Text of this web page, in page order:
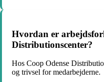
Hvordan er
Distributionscenter?
Hos Coop Odense
og trivsel for medarbejderne.